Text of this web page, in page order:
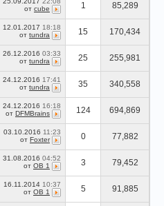
от cube 1 85,289
12.01.2017 18:18
от tundra 15 170,434
26.12.2016 03:33
от tundra 25 255,981
24.12.2016 17:41
от tundra 35 340,558
24.12.2016 16:18
от DFMBrains 124 694,869
03.10.2016 11:23
от Foxter 0 77,882
31.08.2016 04:52
от OB 1 3 79,452
16.11.2014 10:37
от OB 1 5 91,885